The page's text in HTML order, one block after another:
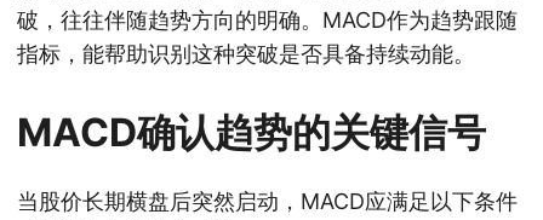
破，往往伴随趋势方向的明确。MACD作为趋势跟随
指标，能帮助识别这种突破是否具备持续动能。
MACD确认趋势的关键信号
当股价长期横盘后突然启动，MACD应满足以下条件